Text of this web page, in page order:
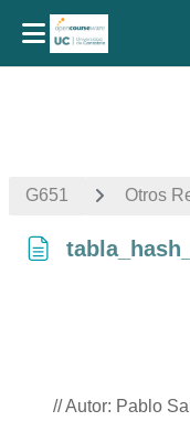
G651 Otros
// Autor: Pablo